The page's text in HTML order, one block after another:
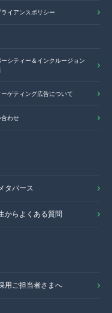
ライアンスポリシー
ーシティー＆インクルージョン
ゲティング広告について
合わせ
タバース
からよくある質問
用ご担当者さまへ